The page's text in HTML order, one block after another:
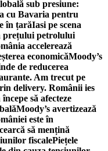
sub presiune:
cu Bavaria pentru
în țarăIasi pe scena
prețului petrolului
accelerează
economicăMoody’s
de reducerea
Am trecut pe
delivery. Românii ies
să afecteze
Moody’s avertizează
este în
să mențină
fiscalePiețele